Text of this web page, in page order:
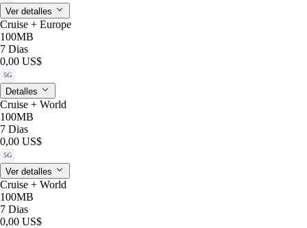
Ver detalles
Cruise + Europe
100MB
7 Dias
0,00 US$
5G
Detalles
Cruise + World
100MB
7 Dias
0,00 US$
5G
Ver detalles
Cruise + World
100MB
7 Dias
0,00 US$